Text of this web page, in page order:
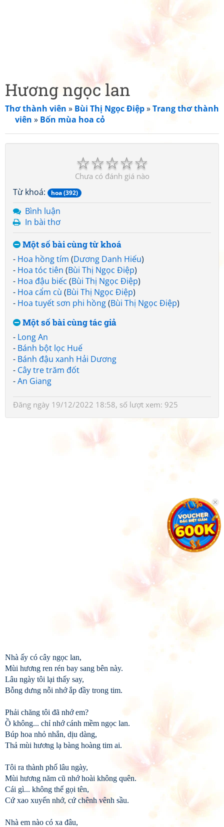
Hương ngọc lan
Thơ thành viên » Bùi Thị Ngọc Điệp»Trang thơ thành
viên » Bốn mùa hoa cỏ
☆
☆
☆
☆
☆
Chưa có đánh giá nào
Từ khoá: hoa (392)
Bình luận
In bài thơ
Một số bài cùng từ khoá
- Hoa hồng tím (Dương Danh Hiếu)
- Hoa tóc tiên (Bùi Thị Ngọc Điệp)
- Hoa đậu biếc (Bùi Thị Ngọc Điệp)
- Hoa cẩm cù (Bùi Thị Ngọc Điệp)
- Hoa tuyết sơn phi hồng(Bùi Thị Ngọc Điệp)
Một số bài cùng tác giả
- Long An
- Bánh bột lọc Huế
- Bánh đậu xanh Hải Dương
- Cây tre trăm đốt
-An Giang
Đăng ngày 19/12/2022 18:58, số lượt xem: 925
Nhà ấy có cây ngọc lan,
Mùi hương ren rén bay sang bên này.
Lâu ngày tôi lại thấy say,
Bỗng dưng nỗi nhớ ắp đầy trong tim.
Phải chăng tôi đã nhớ em?
Ồ không... chỉ nhớ cánh mềm ngọc lan.
Búp hoa nhỏ nhắn, dịu dàng,
Thả mùi hương lạ bàng hoàng tim ai.
Tôi ra thành phố lâu ngày,
Mùi hương năm cũ nhớ hoài không quên.
Cái gì... không thể gọi tên,
Cứ xao xuyến nhớ, cứ chênh vênh sầu.
Nhà em nào có xa đâu,